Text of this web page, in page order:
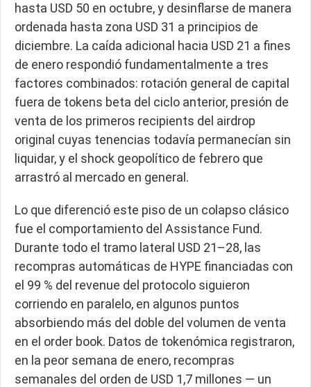
hasta USD 50 en octubre, y desinflarse de manera
ordenada hasta zona USD 31 a principios de
diciembre. La caída adicional hacia USD 21 a fines
de enero respondió fundamentalmente a tres
factores combinados: rotación general de capital
fuera de tokens beta del ciclo anterior, presión de
venta de los primeros recipients del airdrop
original cuyas tenencias todavía permanecían sin
liquidar, y el shock geopolítico de febrero que
arrastró al mercado en general.
Lo que diferenció este piso de un colapso clásico
fue el comportamiento del Assistance Fund.
Durante todo el tramo lateral USD 21–28, las
recompras automáticas de HYPE financiadas con
el 99 % del revenue del protocolo siguieron
corriendo en paralelo, en algunos puntos
absorbiendo más del doble del volumen de venta
en el order book. Datos de tokenómica registraron,
en la peor semana de enero, recompras
semanales del orden de USD 1,7 millones — un